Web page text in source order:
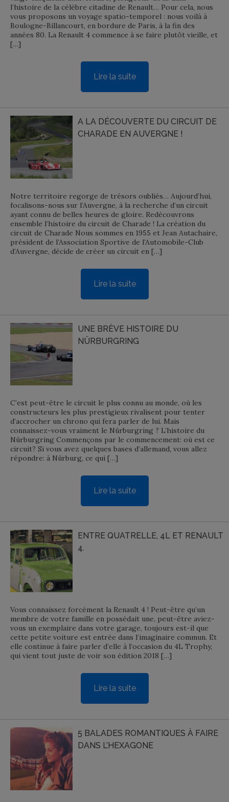
l’histoire de la célèbre citadine de Renault… Pour cela, nous
vous proposons un voyage spatio-temporel : nous voilà à
Boulogne-Billancourt, en bordure de Paris, à la fin des
années 80. La Renault 4 commence à se faire plutôt vieille, et
[…]
Lire la suite
A LA DÉCOUVERTE DU CIRCUIT DE
CHARADE EN AUVERGNE !
Notre territoire regorge de trésors oubliés… Aujourd’hui,
focalisons-nous sur l’Auvergne, à la recherche d’un circuit
ayant connu de belles heures de gloire. Redécouvrons
ensemble l’histoire du circuit de Charade ! La création du
circuit de Charade Nous sommes en 1955 et Jean Autachaire,
président de l’Association Sportive de l’Automobile-Club
d’Auvergne, décide de créer un circuit en […]
Lire la suite
UNE BRÈVE HISTOIRE DU
NÜRBURGRING
C’est peut-être le circuit le plus connu au monde, où les
constructeurs les plus prestigieux rivalisent pour tenter
d’accrocher un chrono qui fera parler de lui. Mais
connaissez-vous vraiment le Nürburgring ? L’histoire du
Nürburgring Commençons par le commencement: où est ce
circuit? Si vous avez quelques bases d’allemand, vous allez
répondre: à Nürburg, ce qui […]
Lire la suite
ENTRE QUATRELLE, 4L ET RENAULT
4.
Vous connaissez forcément la Renault 4 ! Peut-être qu’un
membre de votre famille en possédait une, peut-être aviez-
vous un exemplaire dans votre garage, toujours est-il que
cette petite voiture est entrée dans l’imaginaire commun. Et
elle continue à faire parler d’elle à l’occasion du 4L Trophy,
qui vient tout juste de voir son édition 2018 […]
Lire la suite
5 BALADES ROMANTIQUES À FAIRE
DANS L’HEXAGONE